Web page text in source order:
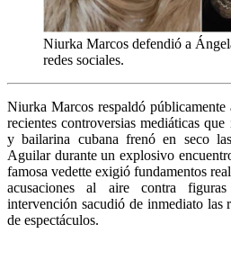
Niurka Marcos defendió a
redes sociales.
Niurka Marcos respaldó
recientes controversias mediáticas
y bailarina cubana frenó en seco
Aguilar durante un explosivo
famosa vedette exigió fundamentos
acusaciones al aire contra
intervención sacudió de inmediato las
de espectáculos.